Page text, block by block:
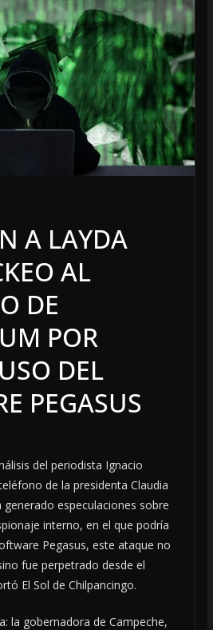
A LAYDA
AL
DE
POR
DEL
PEGASUS
del periodista Ignacio
de la presidenta Claudia
generado especulaciones sobre
interno, en el que podría
Pegasus, este ataque no
fue perpetrado desde el
El Sol de Chilpancingo.
la gobernadora de Campeche,